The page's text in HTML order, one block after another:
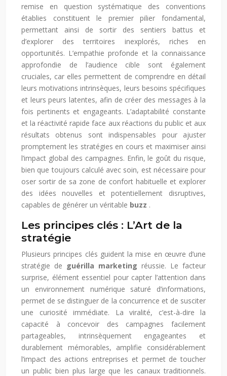
remise en question systématique des conventions
établies constituent le premier pilier fondamental,
permettant ainsi de sortir des sentiers battus et
d’explorer des territoires inexplorés, riches en
opportunités. L’empathie profonde et la connaissance
approfondie de l’audience cible sont également
cruciales, car elles permettent de comprendre en détail
leurs motivations intrinsèques, leurs besoins spécifiques
et leurs peurs latentes, afin de créer des messages à la
fois pertinents et engageants. L’adaptabilité constante
et la réactivité rapide face aux réactions du public et aux
résultats obtenus sont indispensables pour ajuster
promptement les stratégies en cours et maximiser ainsi
l’impact global des campagnes. Enfin, le goût du risque,
bien que toujours calculé avec soin, est nécessaire pour
oser sortir de sa zone de confort habituelle et explorer
des idées nouvelles et potentiellement disruptives,
capables de générer un véritable buzz .
Les principes clés : L’Art de la
stratégie
Plusieurs principes clés guident la mise en œuvre d’une
stratégie de guérilla marketing réussie. Le facteur
surprise, élément essentiel pour capter l’attention dans
un environnement numérique saturé d’informations,
permet de se distinguer de la concurrence et de susciter
une curiosité immédiate. La viralité, c’est-à-dire la
capacité à concevoir des campagnes facilement
partageables, intrinsèquement engageantes et
durablement mémorables, amplifie considérablement
l’impact des actions entreprises et permet de toucher
un public bien plus large que les canaux traditionnels.